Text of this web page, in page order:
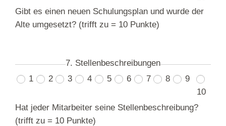
Gibt es einen neuen Schulungsplan und wurde der
Alte umgesetzt? (trifft zu = 10 Punkte)
7. Stellenbeschreibungen
1
2 3 4 5 6 7 8
9
10
Hat jeder Mitarbeiter seine Stellenbeschreibung?
(trifft zu = 10 Punkte)